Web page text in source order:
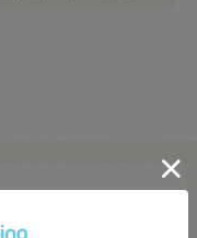
正確な丸みが取れる和裁